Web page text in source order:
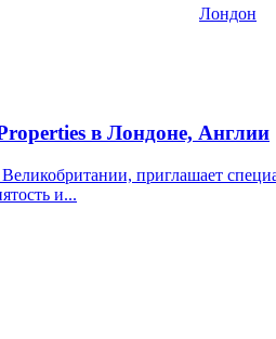
Лондон
в Лондоне, Англии
приглашает
и...